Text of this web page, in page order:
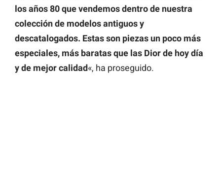
los años 80 que vendemos dentro de nuestra
colección de modelos antiguos y
descatalogados. Estas son piezas un poco más
especiales, más baratas que las Dior de hoy día
y de mejor calidad«, ha proseguido.